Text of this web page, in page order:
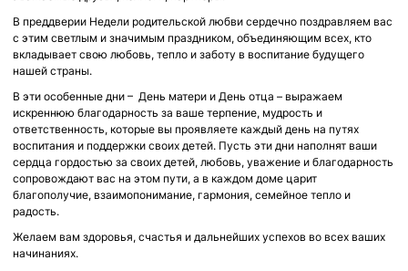
В преддверии Недели родительской любви сердечно поздравляем вас
с этим светлым и значимым праздником, объединяющим всех, кто
вкладывает свою любовь, тепло и заботу в воспитание будущего
нашей страны.
В эти особенные дни – День матери и День отца – выражаем
искреннюю благодарность за ваше терпение, мудрость и
ответственность, которые вы проявляете каждый день на путях
воспитания и поддержки своих детей. Пусть эти дни наполнят ваши
сердца гордостью за своих детей, любовь, уважение и благодарность
сопровождают вас на этом пути, а в каждом доме царит
благополучие, взаимопонимание, гармония, семейное тепло и
радость.
Желаем вам здоровья, счастья и дальнейших успехов во всех ваших
начинаниях.